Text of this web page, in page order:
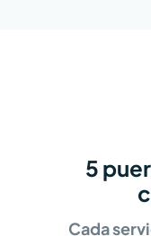
5
Cada